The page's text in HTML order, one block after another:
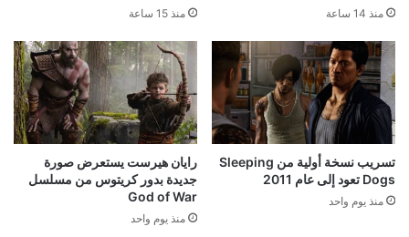
منذ 14 ساعة منذ 15 ساعة
تسريب نسخة أولية من Sleeping
Dogs تعود إلى عام 2011
منذ يوم واحد
رايان هيرست يستعرض صورة
جديدة بدور كريتوس من مسلسل
God of War
منذ يوم واحد